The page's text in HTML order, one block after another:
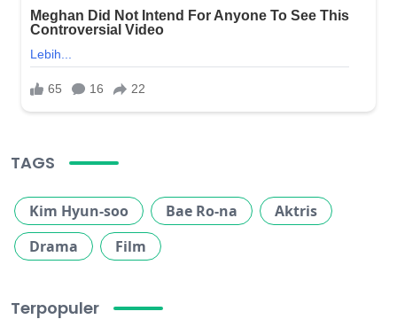
TAGS
Kim Hyun-soo Bae Ro-na
Aktris
Drama
Film
Terpopuler